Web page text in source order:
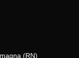
(RN)